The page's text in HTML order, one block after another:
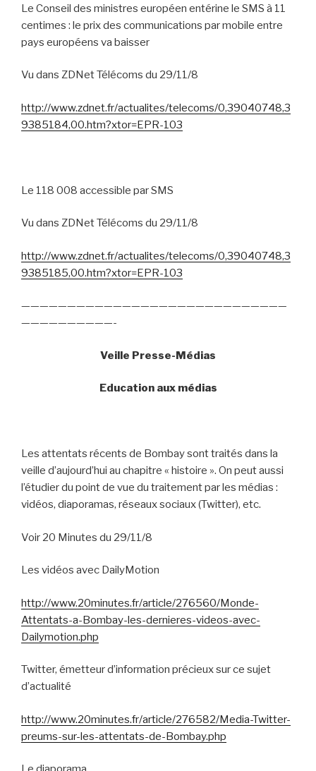
Le Conseil des ministres européen entérine le SMS à 11
centimes : le prix des communications par mobile entre
pays européens va baisser
Vu dans ZDNet Télécoms du 29/11/8
http://www.zdnet.fr/actualites/telecoms/0,39040748,3
9385184,00.htm?xtor=EPR-103
Le 118 008 accessible par SMS
Vu dans ZDNet Télécoms du 29/11/8
http://www.zdnet.fr/actualites/telecoms/0,39040748,3
9385185,00.htm?xtor=EPR-103
—————————————————————————————
——————————-
Veille Presse-Médias
Education aux médias
Les attentats récents de Bombay sont traités dans la
veille d’aujourd’hui au chapitre « histoire ». On peut aussi
l’étudier du point de vue du traitement par les médias :
vidéos, diaporamas, réseaux sociaux (Twitter), etc.
Voir 20 Minutes du 29/11/8
Les vidéos avec DailyMotion
http://www.20minutes.fr/article/276560/Monde-
Attentats-a-Bombay-les-dernieres-videos-avec-
Dailymotion.php
Twitter, émetteur d’information précieux sur ce sujet
d’actualité
http://www.20minutes.fr/article/276582/Media-Twitter-
preums-sur-les-attentats-de-Bombay.php